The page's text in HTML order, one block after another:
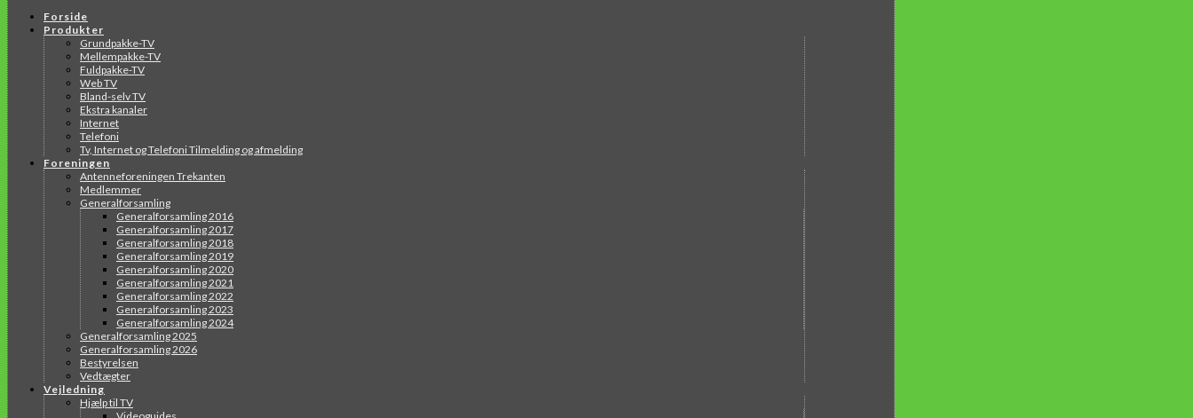
Forside
Produkter
Grundpakke-TV
Mellempakke-TV
Fuldpakke-TV
Web TV
Bland-selv TV
Ekstra kanaler
Internet
Telefoni
Tv, Internet og Telefoni Tilmelding og afmelding
Foreningen
Antenneforeningen Trekanten
Medlemmer
Generalforsamling
Generalforsamling 2016
Generalforsamling 2017
Generalforsamling 2018
Generalforsamling 2019
Generalforsamling 2020
Generalforsamling 2021
Generalforsamling 2022
Generalforsamling 2023
Generalforsamling 2024
Generalforsamling 2025
Generalforsamling 2026
Bestyrelsen
Vedtægter
Vejledning
Hjælp til TV